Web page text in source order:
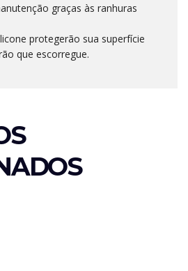
graças às ranhuras
protegerão sua superfície
que escorregue.